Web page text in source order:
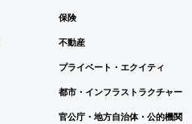
保険
不動産
プライベート・エクイティ
都市・インフラストラクチャー
官公庁・地方自治体・公的機関